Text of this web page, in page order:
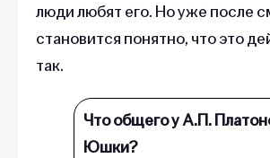
люди любят его. Но уже после
становится понятно, что это
так.
Что общего у А.П.
Юшки?